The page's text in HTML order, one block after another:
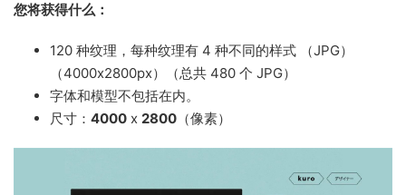
您将获得什么：
120 种纹理，每种纹理有 4 种不同的样式 （JPG）
（4000x2800px）（总共 480 个 JPG）
字体和模型不包括在内。
尺寸： 4000 x 2800 （像素）